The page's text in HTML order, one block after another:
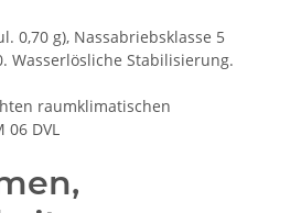
0,70 g), Nassabriebsklasse 5
Wasserlösliche Stabilisierung.
raumklimatischen
06 DVL